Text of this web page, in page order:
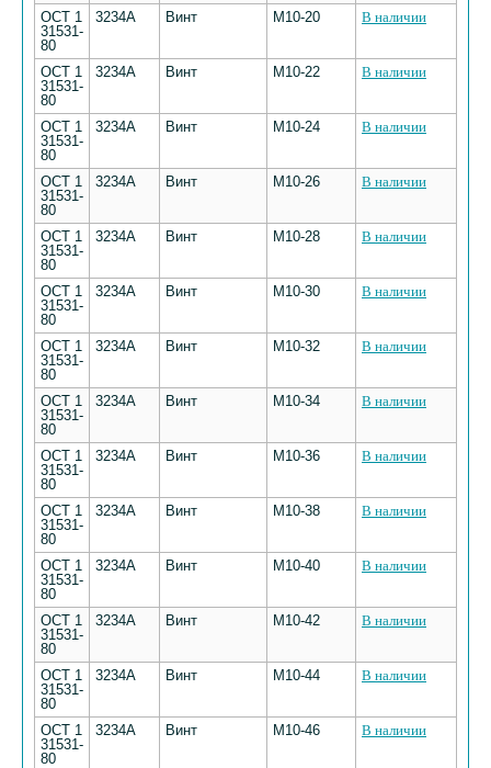
ОСТ 1
31531-
80
3234А Винт М10-20 В наличии
ОСТ 1
31531-
80
3234А Винт М10-22 В наличии
ОСТ 1
31531-
80
3234А Винт М10-24 В наличии
ОСТ 1
31531-
80
3234А Винт М10-26 В наличии
ОСТ 1
31531-
80
3234А Винт М10-28 В наличии
ОСТ 1
31531-
80
3234А Винт М10-30 В наличии
ОСТ 1
31531-
80
3234А Винт М10-32 В наличии
ОСТ 1
31531-
80
3234А Винт М10-34 В наличии
ОСТ 1
31531-
80
3234А Винт М10-36 В наличии
ОСТ 1
31531-
80
3234А Винт М10-38 В наличии
ОСТ 1
31531-
80
3234А Винт М10-40 В наличии
ОСТ 1
31531-
80
3234А Винт М10-42 В наличии
ОСТ 1
31531-
80
3234А Винт М10-44 В наличии
ОСТ 1
31531-
80
3234А Винт М10-46 В наличии